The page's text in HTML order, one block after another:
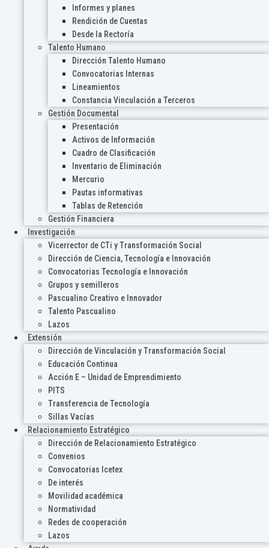
Informes y planes
Rendición de Cuentas
Desde la Rectoría
Talento Humano
Dirección Talento Humano
Convocatorias Internas
Lineamientos
Constancia Vinculación a Terceros
Gestión Documental
Presentación
Activos de Información
Cuadro de Clasificación
Inventario de Eliminación
Mercurio
Pautas informativas
Tablas de Retención
Gestión Financiera
Investigación
Vicerrector de CTi y Transformación Social
Dirección de Ciencia, Tecnología e Innovación
Convocatorias Tecnología e Innovación
Grupos y semilleros
Pascualino Creativo e Innovador
Talento Pascualino
Lazos
Extensión
Dirección de Vinculación y Transformación Social
Educación Continua
Acción E – Unidad de Emprendimiento
PITS
Transferencia de Tecnología
Sillas Vacías
Relacionamiento Estratégico
Dirección de Relacionamiento Estratégico
Convenios
Convocatorias Icetex
De interés
Movilidad académica
Normatividad
Redes de cooperación
Lazos